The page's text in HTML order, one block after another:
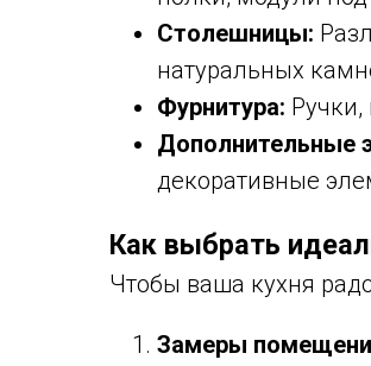
Столешницы:
натуральных
Фурнитура:
Дополнительные
декоративные
Как выбрать
Чтобы ваша кухня
Замеры